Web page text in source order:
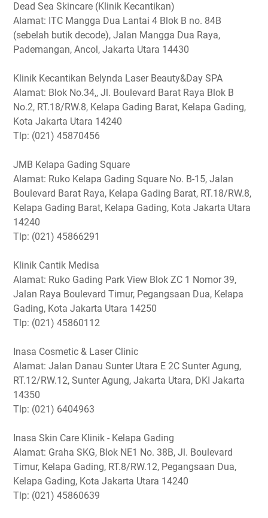
Dead Sea Skincare (Klinik Kecantikan)
Alamat: ITC Mangga Dua Lantai 4 Blok B no. 84B
(sebelah butik decode), Jalan Mangga Dua Raya,
Pademangan, Ancol, Jakarta Utara 14430
Klinik Kecantikan Belynda Laser Beauty&Day SPA
Alamat: Blok No.34,, Jl. Boulevard Barat Raya Blok B
No.2, RT.18/RW.8, Kelapa Gading Barat, Kelapa Gading,
Kota Jakarta Utara 14240
Tlp: (021) 45870456
JMB Kelapa Gading Square
Alamat: Ruko Kelapa Gading Square No. B-15, Jalan
Boulevard Barat Raya, Kelapa Gading Barat, RT.18/RW.8,
Kelapa Gading Barat, Kelapa Gading, Kota Jakarta Utara
14240
Tlp: (021) 45866291
Klinik Cantik Medisa
Alamat: Ruko Gading Park View Blok ZC 1 Nomor 39,
Jalan Raya Boulevard Timur, Pegangsaan Dua, Kelapa
Gading, Kota Jakarta Utara 14250
Tlp: (021) 45860112
Inasa Cosmetic & Laser Clinic
Alamat: Jalan Danau Sunter Utara E 2C Sunter Agung,
RT.12/RW.12, Sunter Agung, Jakarta Utara, DKI Jakarta
14350
Tlp: (021) 6404963
Inasa Skin Care Klinik - Kelapa Gading
Alamat: Graha SKG, Blok NE1 No. 38B, Jl. Boulevard
Timur, Kelapa Gading, RT.8/RW.12, Pegangsaan Dua,
Kelapa Gading, Kota Jakarta Utara 14240
Tlp: (021) 45860639